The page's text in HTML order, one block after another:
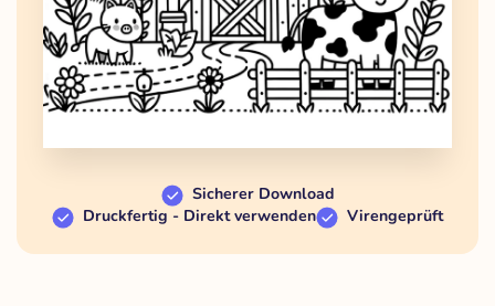
Sicherer Download
Druckfertig - Direkt verwenden
Virengeprüft